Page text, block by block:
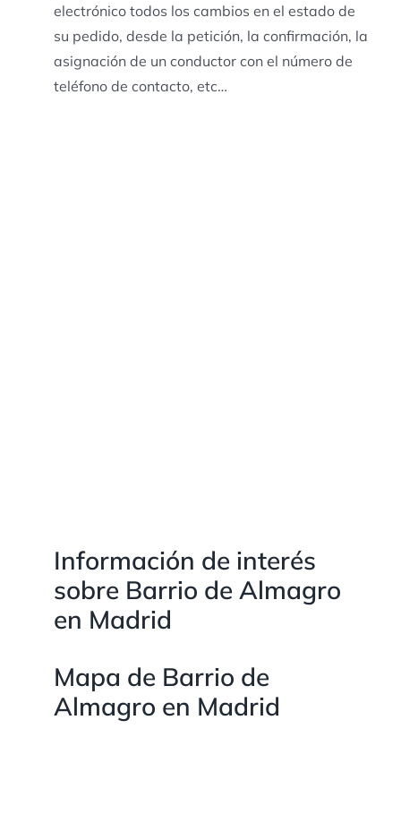
electrónico todos los cambios en el estado de
su pedido, desde la petición, la confirmación, la
asignación de un conductor con el número de
teléfono de contacto, etc…
Información de interés
sobre Barrio de Almagro
en Madrid
Mapa de Barrio de
Almagro en Madrid